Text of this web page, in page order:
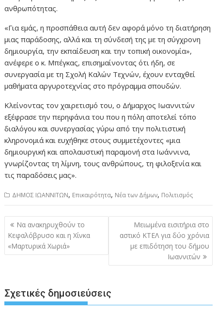
ανθρωπότητας.
«Για εμάς, η προσπάθεια αυτή δεν αφορά μόνο τη διατήρηση
μιας παράδοσης, αλλά και τη σύνδεσή της με τη σύγχρονη
δημιουργία, την εκπαίδευση και την τοπική οικονομία»,
ανέφερε ο κ. Μπέγκας, επισημαίνοντας ότι ήδη, σε
συνεργασία με τη Σχολή Καλών Τεχνών, έχουν ενταχθεί
μαθήματα αργυροτεχνίας στο πρόγραμμα σπουδών.
Κλείνοντας τον χαιρετισμό του, ο Δήμαρχος Ιωαννιτών
εξέφρασε την περηφάνια του που η πόλη αποτελεί τόπο
διαλόγου και συνεργασίας γύρω από την πολιτιστική
κληρονομιά και ευχήθηκε στους συμμετέχοντες «μια
δημιουργική και απολαυστική παραμονή στα Ιωάννινα,
γνωρίζοντας τη λίμνη, τους ανθρώπους, τη φιλοξενία και
τις παραδόσεις μας».
ΔΗΜΟΣ ΙΩΑΝΝΙΤΩΝ, Επικαιρότητα, Νέα των Δήμων, Πολιτισμός
Πλοήγηση
άρθρων
Να ανακηρυχθούν το
Κεφαλόβρυσο και η Χίνκα
«Μαρτυρικά Χωριά»
Μειωμένα εισιτήρια στο
αστικό ΚΤΕΛ για δύο χρόνια
με επιδότηση του δήμου
Ιωαννιτών
Σχετικές δημοσιεύσεις